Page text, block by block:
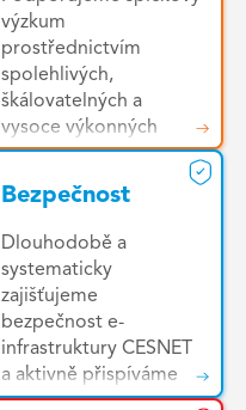
výzkum
prostřednictvím
spolehlivých,
škálovatelných a
vysoce výkonných
výpočetních služeb.
poskytujeme jednotné
prostředí pro snadný
přístup k široké škále
zdrojů – od výkonných
HPC clusterů a
cloudových platforem
až po specializované
nástroje pro analýzu
Bezpečnost
Dlouhodobě a
systematicky
zajišťujeme
bezpečnost e-
infrastruktury CESNET
a aktivně přispíváme
ke zvyšování